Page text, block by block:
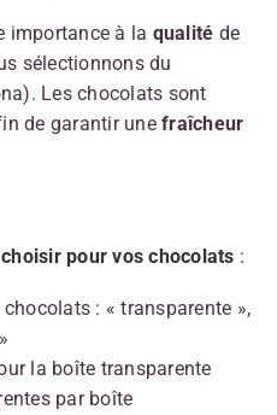
importance à la qualité de
sélectionnons du
Les chocolats sont
de garantir une fraîcheur
choisir pour vos chocolats :
: « transparente »,
la boîte transparente
par boîte